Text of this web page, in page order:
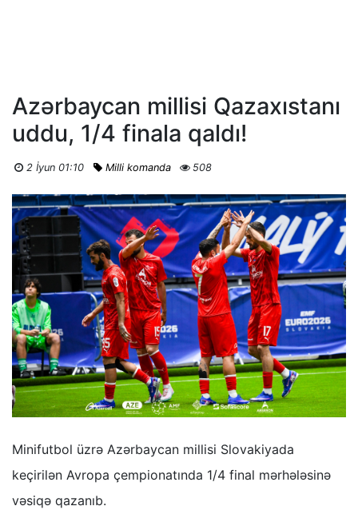
Azərbaycan millisi Qazaxıstanı
uddu, 1/4 finala qaldı!
2 İyun 01:10 Milli komanda 508
Minifutbol üzrə Azərbaycan millisi Slovakiyada
keçirilən Avropa çempionatında 1/4 final mərhələsinə
vəsiqə qazanıb.